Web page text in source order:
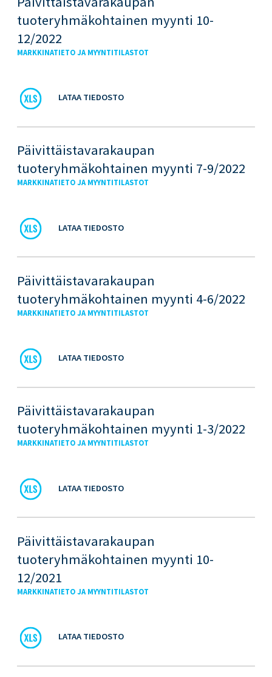
tuoteryhmäkohtainen myynti 10-
12/2022
MARKKINATIETO JA MYYNTITILASTOT
LATAA TIEDOSTO
Päivittäistavarakaupan
tuoteryhmäkohtainen myynti 7-9/2022
MARKKINATIETO JA MYYNTITILASTOT
LATAA TIEDOSTO
Päivittäistavarakaupan
tuoteryhmäkohtainen myynti 4-6/2022
MARKKINATIETO JA MYYNTITILASTOT
LATAA TIEDOSTO
Päivittäistavarakaupan
tuoteryhmäkohtainen myynti 1-3/2022
MARKKINATIETO JA MYYNTITILASTOT
LATAA TIEDOSTO
Päivittäistavarakaupan
tuoteryhmäkohtainen myynti 10-
12/2021
MARKKINATIETO JA MYYNTITILASTOT
LATAA TIEDOSTO